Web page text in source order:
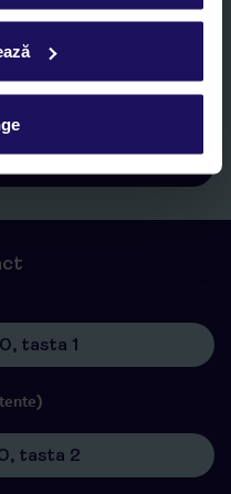
mele personale de către TUI
în cadrul și în scopul
datelor cu caracter
de apelare automată.
tasta 1
tasta 2